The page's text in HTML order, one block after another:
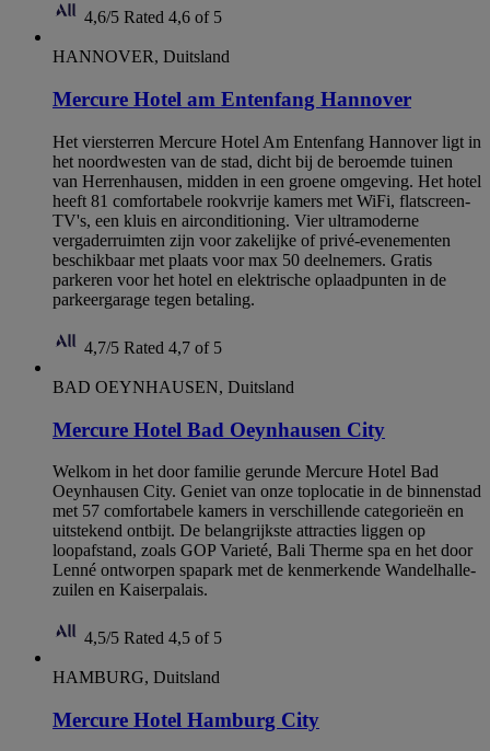
4,6/5 Rated 4,6 of 5
HANNOVER, Duitsland
Mercure Hotel am Entenfang Hannover
Het viersterren Mercure Hotel Am Entenfang Hannover ligt in
het noordwesten van de stad, dicht bij de beroemde tuinen
van Herrenhausen, midden in een groene omgeving. Het hotel
heeft 81 comfortabele rookvrije kamers met WiFi, flatscreen-
TV's, een kluis en airconditioning. Vier ultramoderne
vergaderruimten zijn voor zakelijke of privé-evenementen
beschikbaar met plaats voor max 50 deelnemers. Gratis
parkeren voor het hotel en elektrische oplaadpunten in de
parkeergarage tegen betaling.
4,7/5 Rated 4,7 of 5
BAD OEYNHAUSEN, Duitsland
Mercure Hotel Bad Oeynhausen City
Welkom in het door familie gerunde Mercure Hotel Bad
Oeynhausen City. Geniet van onze toplocatie in de binnenstad
met 57 comfortabele kamers in verschillende categorieën en
uitstekend ontbijt. De belangrijkste attracties liggen op
loopafstand, zoals GOP Varieté, Bali Therme spa en het door
Lenné ontworpen spapark met de kenmerkende Wandelhalle-
zuilen en Kaiserpalais.
4,5/5 Rated 4,5 of 5
HAMBURG, Duitsland
Mercure Hotel Hamburg City